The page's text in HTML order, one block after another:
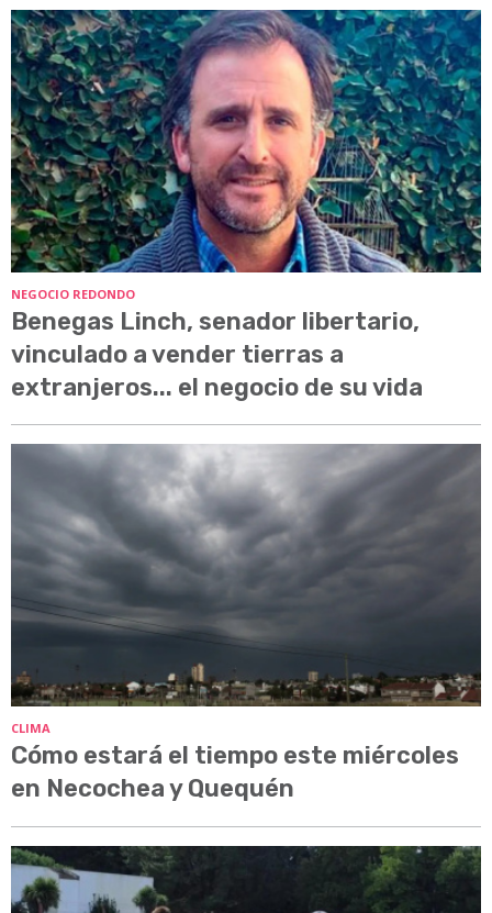
NEGOCIO REDONDO
Benegas Linch, senador libertario,
vinculado a vender tierras a
extranjeros... el negocio de su vida
CLIMA
Cómo estará el tiempo este miércoles
en Necochea y Quequén